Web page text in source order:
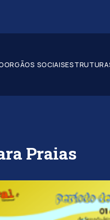
ORGÃOS SOCIAIS
Praias